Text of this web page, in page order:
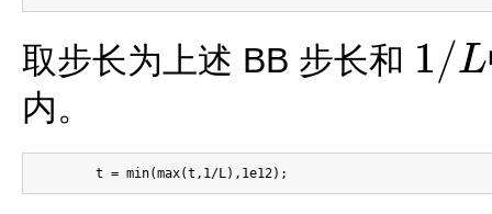
取步长为上述 BB 步长和 1/L
1/L
内。